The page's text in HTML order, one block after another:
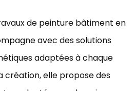
de peinture bâtiment en
avec des solutions
adaptées à chaque
création, elle propose des